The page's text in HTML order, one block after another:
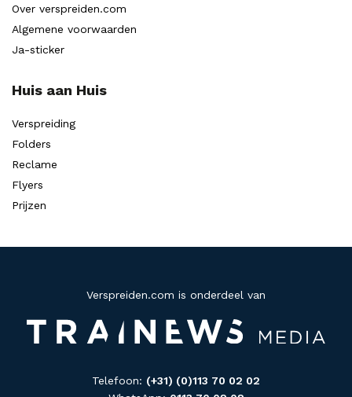
Over verspreiden.com
Algemene voorwaarden
Ja-sticker
Huis aan Huis
Verspreiding
Folders
Reclame
Flyers
Prijzen
Verspreiden.com is onderdeel van
Telefoon: (+31) (0)113 70 02 02